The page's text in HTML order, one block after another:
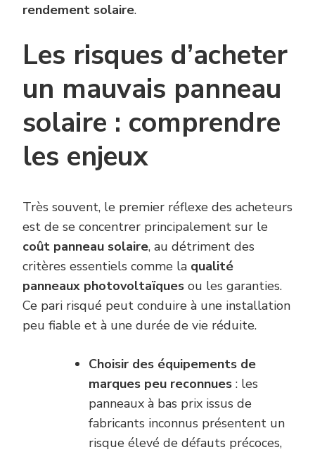
rendement solaire.
Les risques d’acheter
un mauvais panneau
solaire : comprendre
les enjeux
Très souvent, le premier réflexe des acheteurs
est de se concentrer principalement sur le
coût panneau solaire, au détriment des
critères essentiels comme la qualité
panneaux photovoltaïques ou les garanties.
Ce pari risqué peut conduire à une installation
peu fiable et à une durée de vie réduite.
Choisir des équipements de
marques peu reconnues : les
panneaux à bas prix issus de
fabricants inconnus présentent un
risque élevé de défauts précoces,